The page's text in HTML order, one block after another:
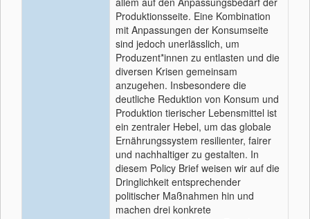
Produktionsseite. Eine Kombination
mit Anpassungen der Konsumseite
sind jedoch unerlässlich, um
Produzent*innen zu entlasten und die
diversen Krisen gemeinsam
anzugehen. Insbesondere die
deutliche Reduktion von Konsum und
Produktion tierischer Lebensmittel ist
ein zentraler Hebel, um das globale
Ernährungssystem resilienter, fairer
und nachhaltiger zu gestalten. In
diesem Policy Brief weisen wir auf die
Dringlichkeit entsprechender
politischer Maßnahmen hin und
machen drei konkrete